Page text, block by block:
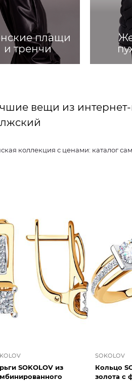
плащи
и тренчи
вещи из интернет-
Женская коллекция с
SOKOLOV из
SOKOLOV
Кольцо
золота с